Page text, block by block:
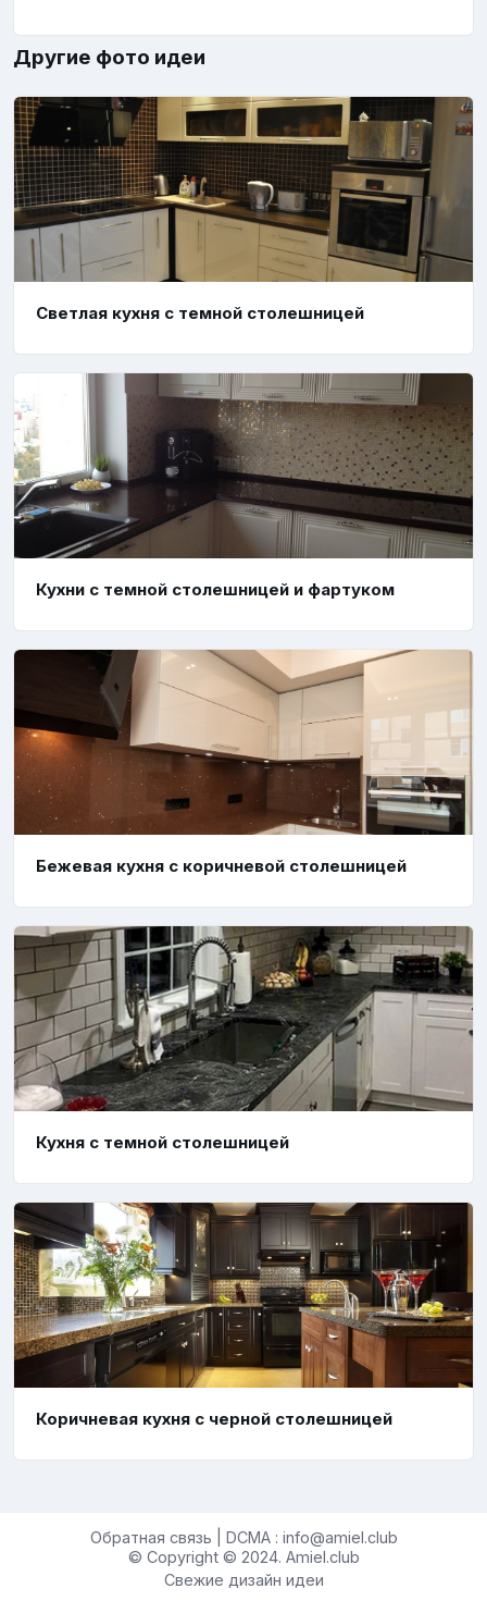
Другие фото идеи
Светлая кухня с темной столешницей
Кухни с темной столешницей и фартуком
Бежевая кухня с коричневой столешницей
Кухня с темной столешницей
Коричневая кухня с черной столешницей
Обратная связь | DCMA : info@amiel.club
© Copyright © 2024. Amiel.club
Свежие дизайн идеи